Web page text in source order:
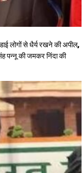
लोगों से धैर्य रखने की अपील,
पन्नू की जमकर निंदा की